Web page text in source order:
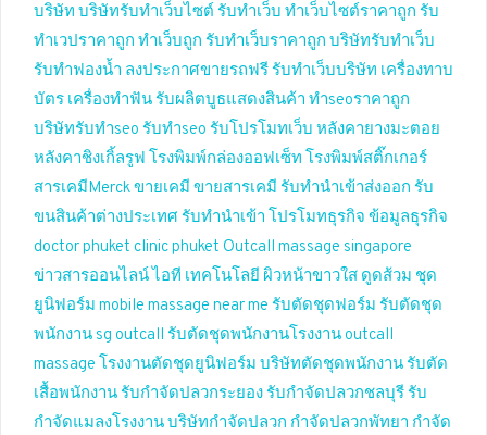
บริษัท บริษัทรับทำเว็บไซต์ รับทำเว็บ ทำเว็บไซต์ราคาถูก รับ
ทำเวปราคาถูก ทำเว็บถูก รับทำเว็บราคาถูก บริษัทรับทำเว็บ
รับทำฟองน้ำ ลงประกาศขายรถฟรี รับทำเว็บบริษัท เครื่องทาบ
บัตร เครื่องทำฟัน รับผลิตบูธแสดงสินค้า ทำseoราคาถูก
บริษัทรับทำseo รับทำseo รับโปรโมทเว็บ หลังคายางมะตอย
หลังคาชิงเกิ้ลรูฟ โรงพิมพ์กล่องออฟเซ็ท โรงพิมพ์สติ๊กเกอร์
สารเคมีMerckขายเคมี ขายสารเคมี รับทำนำเข้าส่งออก รับ
ขนสินค้าต่างประเทศ รับทำนำเข้า โปรโมทธุรกิจ ข้อมูลธุรกิจ
doctor phuket clinic phuket Outcall massage singapore
ข่าวสารออนไลน์ไอที เทคโนโลยี ผิวหน้าขาวใส ดูดส้วม ชุด
ยูนิฟอร์ม mobile massage near me รับตัดชุดฟอร์ม รับตัดชุด
พนักงาน sg outcall รับตัดชุดพนักงานโรงงาน outcall
massage โรงงานตัดชุดยูนิฟอร์ม บริษัทตัดชุดพนักงาน รับตัด
เสื้อพนักงาน รับกำจัดปลวกระยอง รับกำจัดปลวกชลบุรี รับ
กำจัดแมลงโรงงานบริษัทกำจัดปลวก กำจัดปลวกพัทยา กำจัด